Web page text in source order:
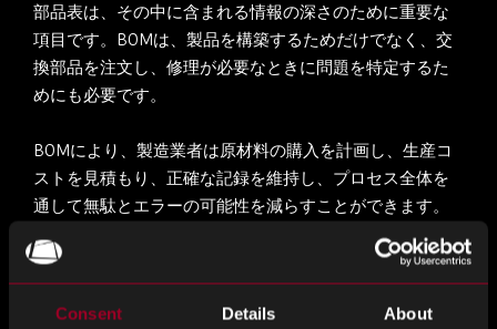
Consent Details About
部品表は、その中に含まれる情報の深さのために重要な
項目です。BOMは、製品を構築するためだけでなく、交
換部品を注文し、修理が必要なときに問題を特定するた
めにも必要です。
BOMにより、製造業者は原材料の購入を計画し、生産コ
ストを見積もり、正確な記録を維持し、プロセス全体を
通して無駄とエラーの可能性を減らすことができます。
BOM 構造
要件によっては、BOM は完成品とそのサブアセンブリの